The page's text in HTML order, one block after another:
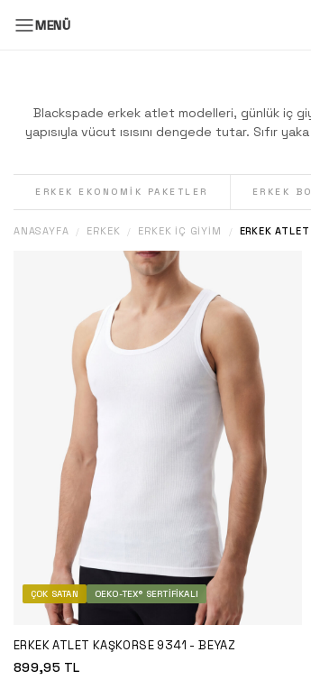
MENÜ
Blackspade erkek atlet modelleri, günlük iç
yapısıyla vücut ısısını dengede tutar. Sıfır
ERKEK EKONOMIK PAKETLER ERKEK
ANASAYFA / ERKEK / ERKEK İÇ GIYIM / ERKEK ATLET
ÇOK SATAN OEKO-TEX® SERTIFIKALI
ERKEK ATLET KAŞKORSE 9341 - BEYAZ
899,95TL